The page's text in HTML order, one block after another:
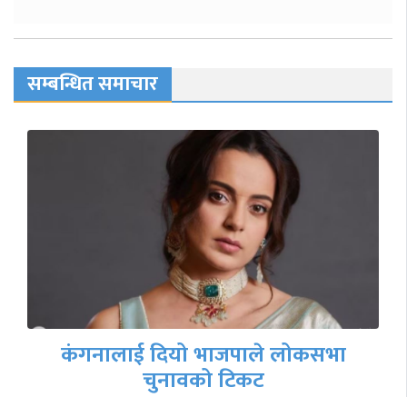
सम्बन्धित समाचार
दिल्लीका मुख्यमन्त्री अरविन्द केजरीवाल
पक्राउ